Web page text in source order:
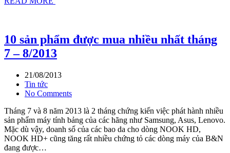
10 sản phẩm được mua nhiều nhất tháng
7 – 8/2013
21/08/2013
Tin tức
No Comments
Tháng 7 và 8 năm 2013 là 2 tháng chứng kiến việc phát hành nhiều
sản phẩm máy tính bảng của các hãng như Samsung, Asus, Lenovo.
Mặc dù vậy, doanh số của các bao da cho dòng NOOK HD,
NOOK HD+ cũng tăng rất nhiều chứng tỏ các dòng máy của B&N
đang được…